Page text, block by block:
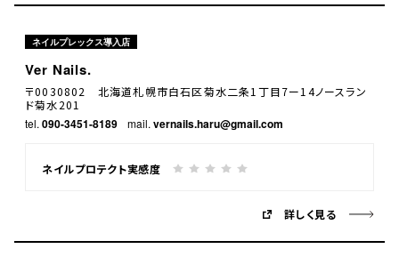
ネイルプレックス導入店
Ver Nails.
〒0030802 北海道札幌市白石区菊水二条1丁目7ー14ノースラン
ド菊水201
tel.090-3451-8189 mail.vernails.haru@gmail.com
ネイルプロテクト実感度
詳しく見る